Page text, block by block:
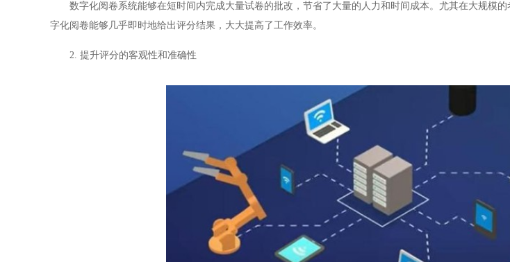
数字化阅卷系统能够在短时间内完成大量试卷的批改，节省了大量的人力和时间成本。尤其在大规模的
字化阅卷能够几乎即时地给出评分结果，大大提高了工作效率。
2. 提升评分的客观性和准确性